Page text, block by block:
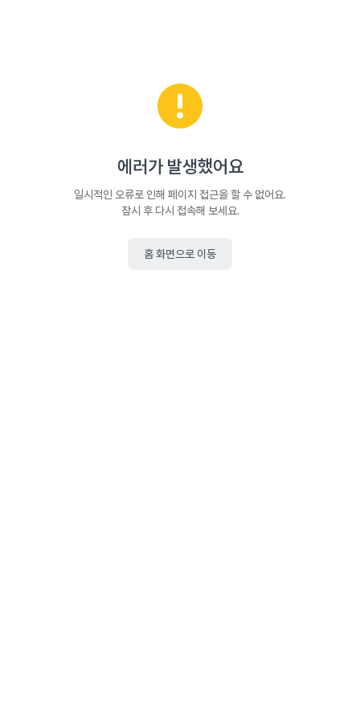
에러가 발생했어요
일시적인 오류로 인해 페이지 접근을 할 수 없어요.
잠시 후 다시 접속해 보세요.
홈 화면으로 이동